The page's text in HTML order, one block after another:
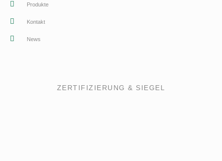
Produkte
Kontakt
News
ZERTIFIZIERUNG & SIEGEL